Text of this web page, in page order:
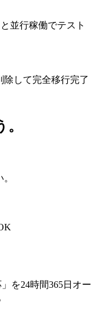
並行稼働でテスト
除して完全移行完了
を24時間365日オー